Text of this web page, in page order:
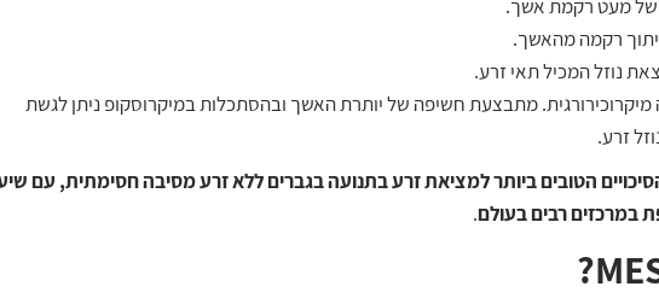
מיקרוכירורגית. מתבצעת חשיפה של יותרת האשך ובהסתכלות במיקרוסקופ ניתן לגשת
זרע.
הטובים ביותר למציאת זרע בתנועה בגברים ללא זרע מסיבה חסימתית, עם
במרכזים רבים בעולם.
?